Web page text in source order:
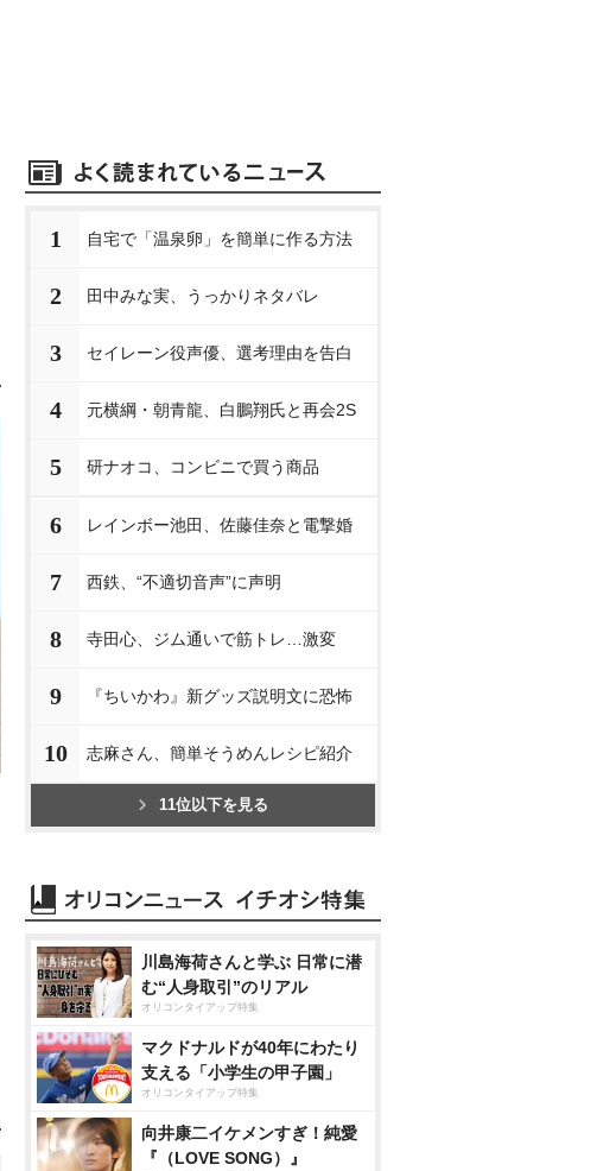
1 自宅で「温泉卵」を簡単に作る方法
2 田中みな実、うっかりネタバレ
3 セイレーン役声優、選考理由を告白
4 元横綱・朝青龍、白鵬翔氏と再会2S
5 研ナオコ、コンビニで買う商品
6 レインボー池田、佐藤佳奈と電撃婚
7 西鉄、“不適切音声”に声明
8 寺田心、ジム通いで筋トレ…激変
9 『ちいかわ』新グッズ説明文に恐怖
10 志麻さん、簡単そうめんレシピ紹介
11位以下を見る
川島海荷さんと学ぶ 日常に潜
む“人身取引”のリアル
オリコンタイアップ特集
マクドナルドが40年にわたり
支える「小学生の甲子園」
オリコンタイアップ特集
向井康二イケメンすぎ！純愛
『（LOVE SONG）』